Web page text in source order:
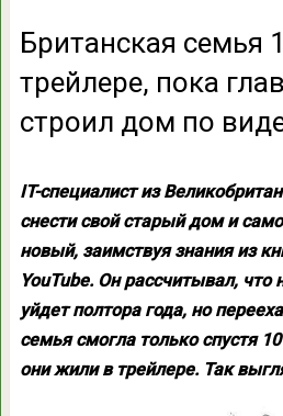
Британская семья
трейлере, пока
строил дом по
IT-специалист из
снести свой старый дом и
новый, заимствуя знания из
YouTube. Он рассчитывал, что
уйдет полтора года, но
семья смогла только спустя
они жили в трейлере. Так